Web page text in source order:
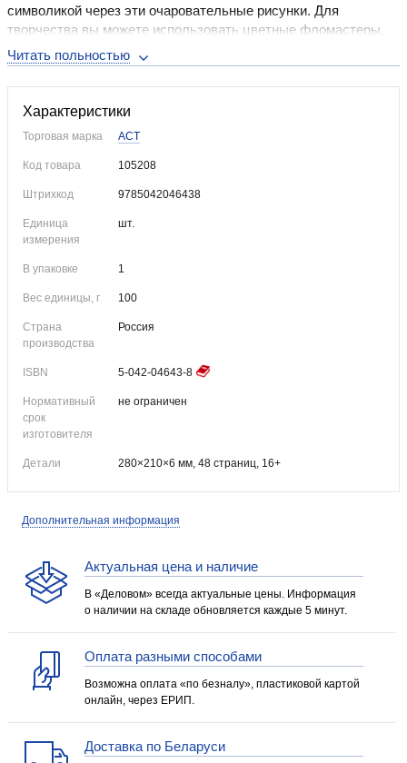
символикой через эти очаровательные рисунки. Для
творчества вы можете использовать цветные фломастеры,
грифельные или восковые карандаши, либо ручки.
Характеристики
Торговая марка АСТ
Код товара 105208
Штрихкод 9785042046438
Единица
измерения
шт.
В упаковке 1
Вес единицы, г 100
Страна
производства
Россия
ISBN 5-042-04643-8
Нормативный
срок
изготовителя
не ограничен
Детали 280×210×6 мм, 48 страниц, 16+
Дополнительная информация
Актуальная цена и наличие
В «Деловом» всегда актуальные цены. Информация
о наличии на складе обновляется каждые 5 минут.
Оплата разными способами
Возможна оплата «по безналу», пластиковой картой
онлайн, через ЕРИП.
Доставка по Беларуси